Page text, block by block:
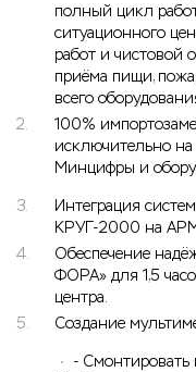
полный цикл
ситуационного
работ и чистовой
приёма пищи,
всего
100%
исключительно
Минцифры и
Интеграция
КРУГ‑2000 на
Обеспечение
ФОРА» для 1,5
центра.
Создание
- Смонтировать